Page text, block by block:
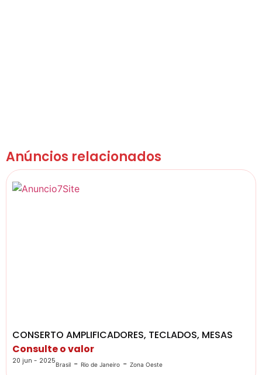
Anúncios relacionados
CONSERTO AMPLIFICADORES, TECLADOS, MESAS
Consulte o valor
20 jun - 2025Brasil - Rio de Janeiro - Zona Oeste